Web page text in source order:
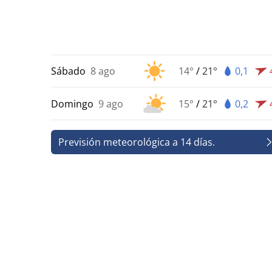
Sábado 8 ago 14° /21° 0,1
Domingo 9 ago 15° /21° 0,2
Previsión meteorológica a 14 días.